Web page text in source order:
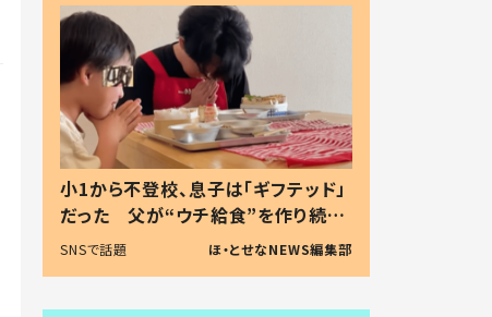
小1から不登校、息子は「ギフテッド」
だった 父が“ウチ給食”を作り続け
る理由とは #令和の親 #令和の子
SNSで話題 ほ・とせなNEWS編集部